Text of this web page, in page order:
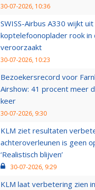
30-07-2026, 10:36
SWISS-Airbus A330 wijkt
koptelefoonoplader rook in
veroorzaakt
30-07-2026, 10:23
Bezoekersrecord voor
Airshow: 41 procent meer
keer
30-07-2026, 9:30
KLM ziet resultaten
achteroverleunen is geen
‘Realistisch blijven’
30-07-2026, 9:29
KLM laat verbetering zien